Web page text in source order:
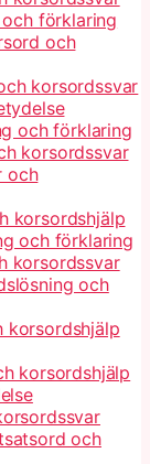
förklaring
och
korsordssvar
och förklaring
korsordssvar
och
korsordshjälp
och förklaring
korsordssvar
och
korsordshjälp
korsordshjälp
och